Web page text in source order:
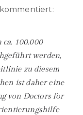
100.000
werden,
zu diesem
ist daher eine
von Doctors for